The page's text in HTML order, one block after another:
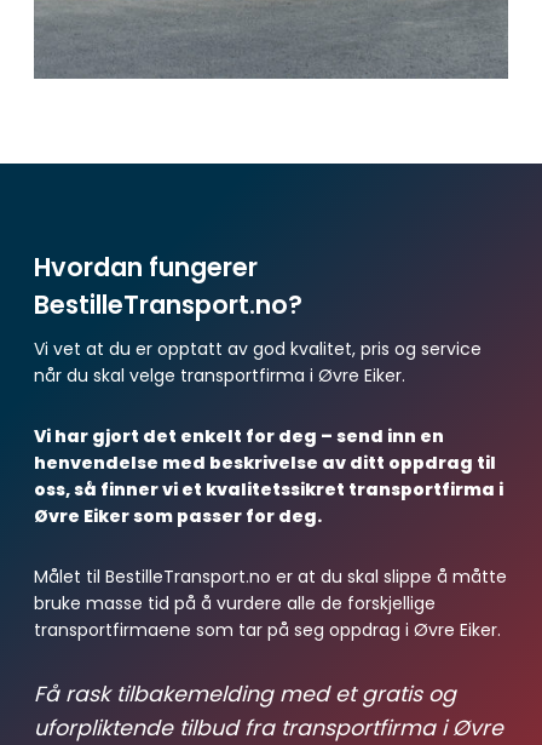
Hvordan fungerer
BestilleTransport.no?
Vi vet at du er opptatt av god kvalitet, pris og service
når du skal velge transportfirma i Øvre Eiker.
Vi har gjort det enkelt for deg – send inn en
henvendelse med beskrivelse av ditt oppdrag til
oss, så finner vi et kvalitetssikret transportfirma i
Øvre Eiker som passer for deg.
Målet til BestilleTransport.no er at du skal slippe å måtte
bruke masse tid på å vurdere alle de forskjellige
transportfirmaene som tar på seg oppdrag i Øvre Eiker.
Få rask tilbakemelding med et gratis og
uforpliktende tilbud fra transportfirma i Øvre